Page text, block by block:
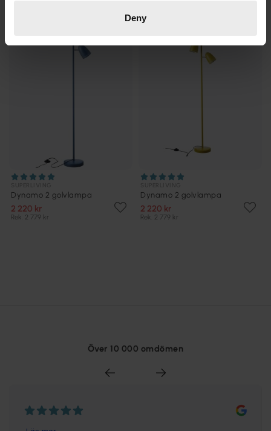
Deny
Dynamo 2 golvlampa
2 220 kr
Rek. 2 779 kr
Dynamo 2 golvlampa
2 220 kr
Rek. 2 779 kr
Över 10 000 omdömen